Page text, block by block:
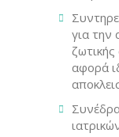
για την
αφορά